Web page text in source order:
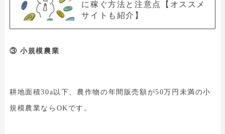
に稼ぐ方法と注意点【オススメ
サイトも紹介】
③ 小規模農業
耕地面積30a以下、農作物の年間販売額が50万円未満の小
規模農業ならOKです。